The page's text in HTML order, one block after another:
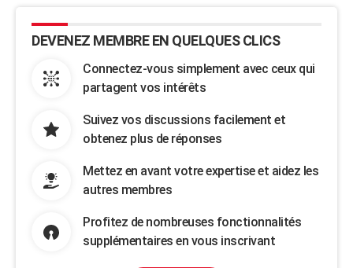
DEVENEZ MEMBRE EN QUELQUES CLICS
Connectez-vous simplement avec ceux qui
partagent vos intérêts
Suivez vos discussions facilement et
obtenez plus de réponses
Mettez en avant votre expertise et aidez les
autres membres
Profitez de nombreuses fonctionnalités
supplémentaires en vous inscrivant